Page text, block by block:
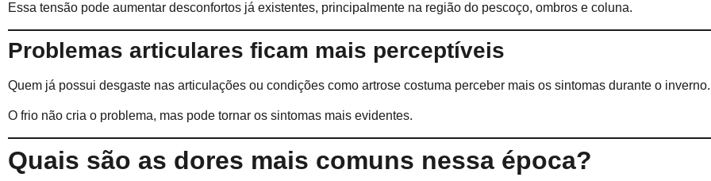
Essa tensão pode aumentar desconfortos já existentes, principalmente na região do pescoço, ombros e coluna.
Problemas articulares ficam mais perceptíveis
Quem já possui desgaste nas articulações ou condições como artrose costuma perceber mais os sintomas durante o inverno.
O frio não cria o problema, mas pode tornar os sintomas mais evidentes.
Quais são as dores mais comuns nessa época?